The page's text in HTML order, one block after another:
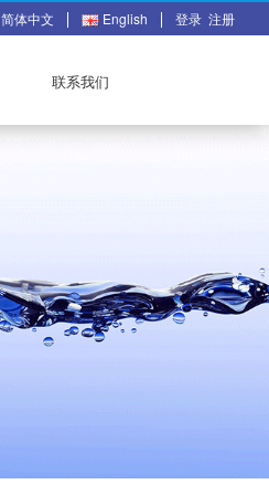
简体中文 English 登录 注册
联系我们